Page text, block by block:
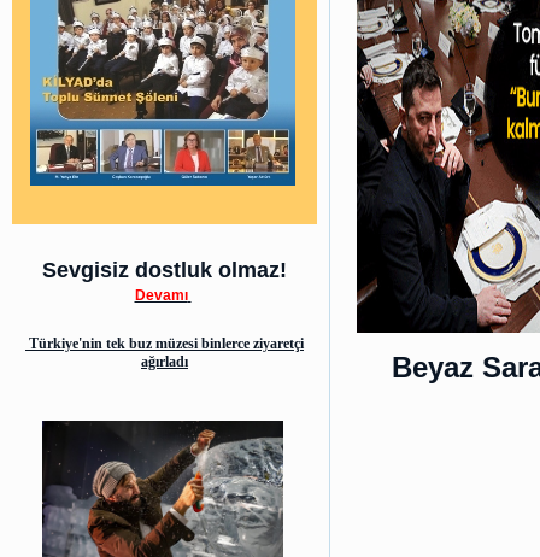
Sevgisiz dostluk olmaz!
Devamı
Türkiye'nin tek buz müzesi binlerce ziyaretçi
ağırladı
Beyaz